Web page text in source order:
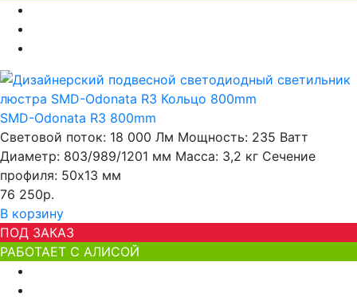
SMD-Odonata R3 800mm
Световой поток: 18 000 Лм Мощность: 235 Ватт
Диаметр: 803/989/1201 мм Масса: 3,2 кг Сечение
профиля: 50х13 мм
76 250р.
В корзину
ПОД ЗАКАЗ
РАБОТАЕТ С АЛИСОЙ